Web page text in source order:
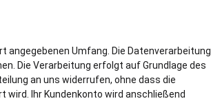
angegebenen Umfang. Die Datenverarbeitung
Die Verarbeitung erfolgt auf Grundlage des
an uns widerrufen, ohne dass die
Ihr Kundenkonto wird anschließend